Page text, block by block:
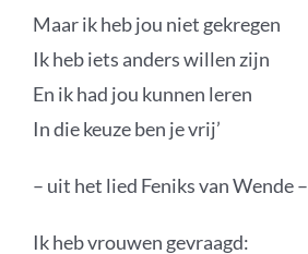
Maar ik heb jou niet gekregen
Ik heb iets anders willen zijn
En ik had jou kunnen leren
In die keuze ben je vrij’
– uit het lied Feniks van Wende –
Ik heb vrouwen gevraagd: